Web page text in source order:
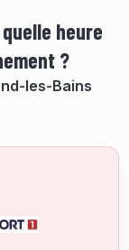
heure
?
les-Bains